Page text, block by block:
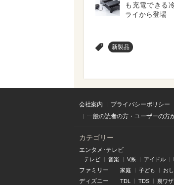
も充電できる
ライから登場
新製品
会社案内 プライバシーポリシー
一般の読者の方・ユーザーの方
カテゴリー
エンタメ･テレビ
テレビ 音楽 V系 アイドル
ファミリー 家庭 子ども お
ディズニー TDL TDS 裏ワ